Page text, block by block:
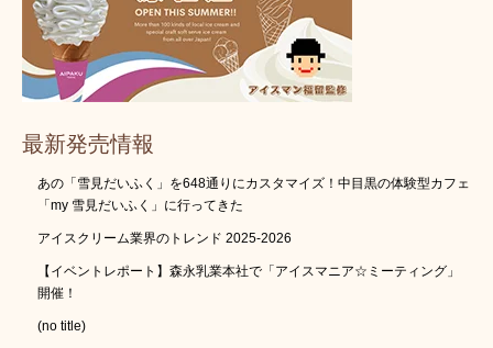
最新発売情報
あの「雪見だいふく」を648通りにカスタマイズ！中目黒の体験型カフェ
「my 雪見だいふく」に行ってきた
アイスクリーム業界のトレンド 2025-2026
【イベントレポート】森永乳業本社で「アイスマニア☆ミーティング」
開催！
(no title)